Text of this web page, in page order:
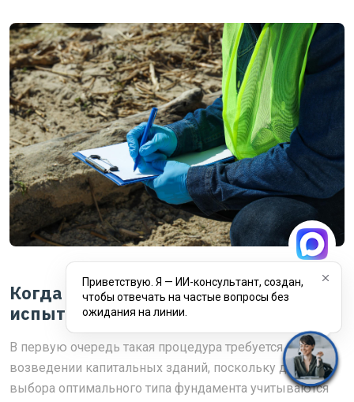
Когда необходимо проводить
испытания грунта?
В первую очередь такая процедура требуется при
возведении капитальных зданий, поскольку для
выбора оптимального типа фундамента учитываются
Приветствую. Я — ИИ-консультант, создан,
чтобы отвечать на частые вопросы без
ожидания на линии.